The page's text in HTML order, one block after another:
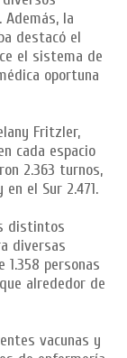
la
destacó el
el sistema de
oportuna
Fritzler,
cada espacio
2.363 turnos,
en el Sur 2.471.
distintos
diversas
personas
alrededor de
vacunas y